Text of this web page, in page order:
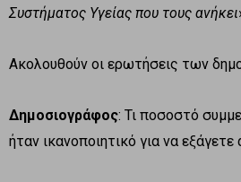
Συστήματος Υγείας που τους ανήκει
Ακολουθούν οι ερωτήσεις των
Δημοσιογράφος: Τι ποσοστό
ήταν ικανοποιητικό για να